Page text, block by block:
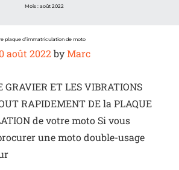
Mois : août 2022
plaque d’immatriculation de moto
août 2022 by Marc
GRAVIER ET LES VIBRATIONS
RAPIDEMENT DE la PLAQUE
de votre moto Si vous
une moto double-usage